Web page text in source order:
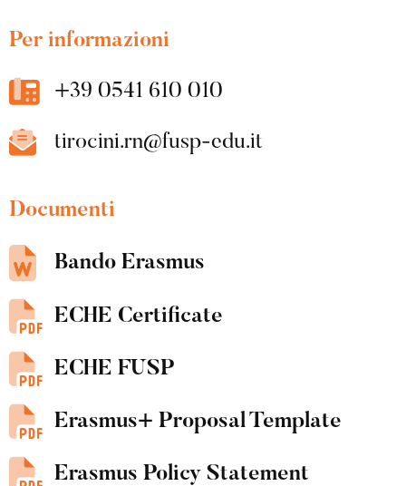
Per informazioni
+39 0541 610 010
tirocini.rn@fusp-edu.it
Documenti
Bando Erasmus
ECHE Certificate
ECHE FUSP
Erasmus+ Proposal Template
Erasmus Policy Statement